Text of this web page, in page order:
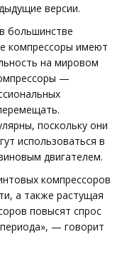
версии.
большинстве
компрессоры имеют
на мировом
—
поскольку они
использоваться в
двигателем.
компрессоров
а также растущая
повысят спрос
— говорит